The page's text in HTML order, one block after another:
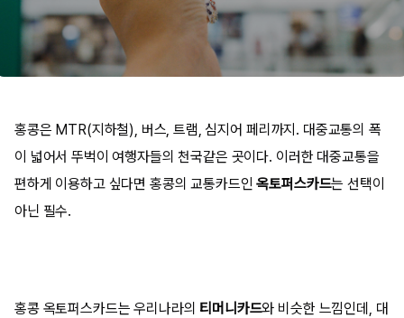
홍콩은 MTR(지하철), 버스, 트램, 심지어 페리까지. 대중교통의 폭
이 넓어서 뚜벅이 여행자들의 천국같은 곳이다. 이러한 대중교통을
편하게 이용하고 싶다면 홍콩의 교통카드인 옥토퍼스카드는 선택이
아닌 필수.
홍콩 옥토퍼스카드는 우리나라의 티머니카드와 비슷한 느낌인데, 대